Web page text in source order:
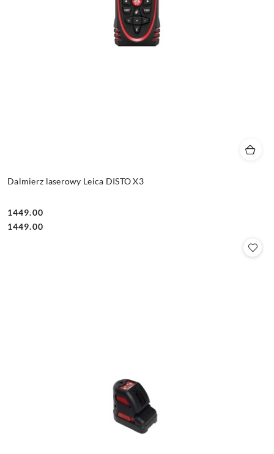
Dalmierz laserowy Leica DISTO X3
Cena:
1449.00
Cena:
1449.00